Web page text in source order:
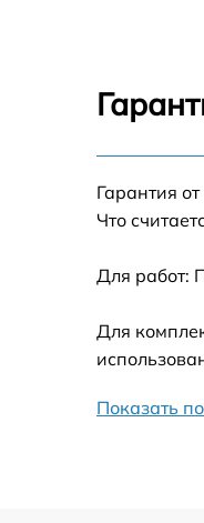
Ремонт
других
Ремонт
Гарантия
Что
Для работ:
Для
Показать